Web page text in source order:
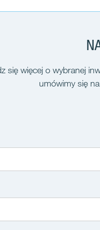
się więcej o wybranej
umówimy się